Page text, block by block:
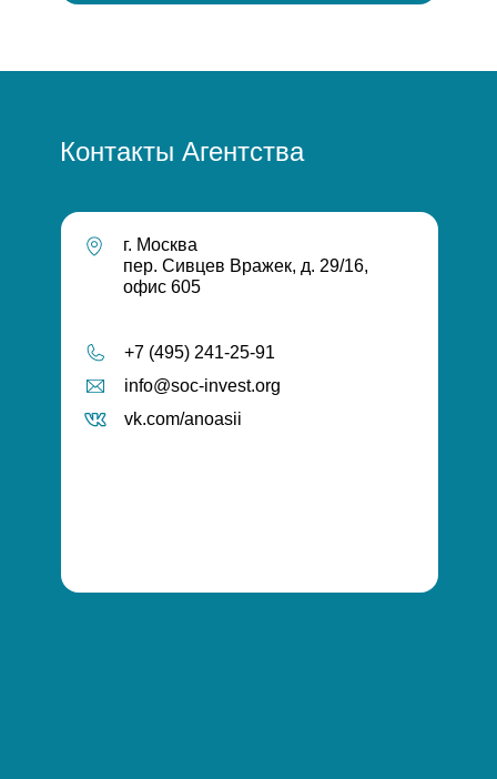
Контакты Агентства
г. Москва
пер. Сивцев Вражек, д. 29/16,
офис 605
info@soc-invest.org
+7 (495) 241-25-91
vk.com/anoasii